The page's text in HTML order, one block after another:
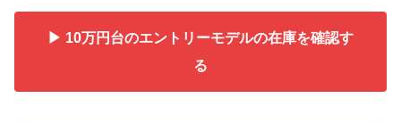
▶ 10万円台のエントリーモデルの在庫を確認す
る